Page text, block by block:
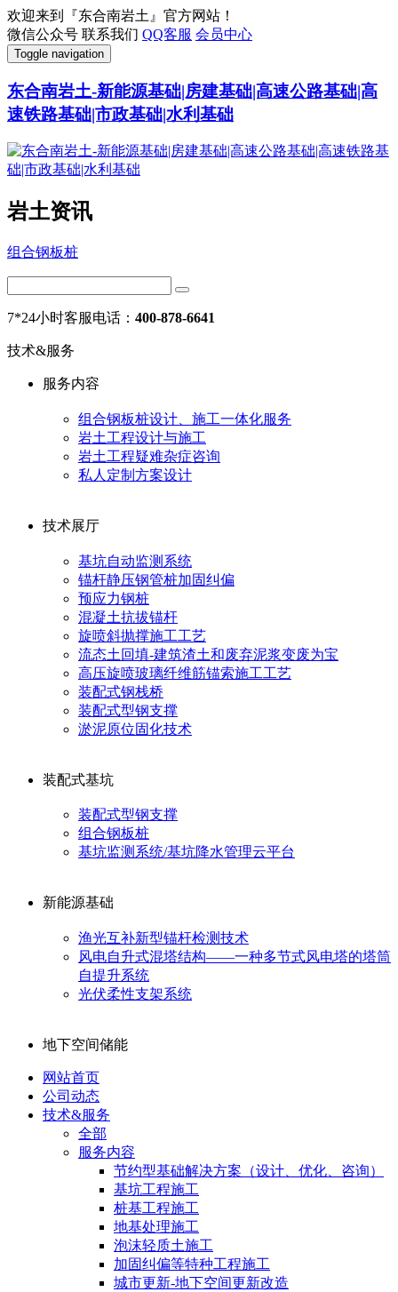
欢迎来到『东合南岩土』官方网站！
微信公众号 联系我们 QQ客服 会员中心
Toggle navigation
东合南岩土-新能源基础|房建基础|高速公路基础|高
速铁路基础|市政基础|水利基础
岩土资讯
组合钢板桩
7*24小时客服电话： 400-878-6641
技术&服务
服务内容
组合钢板桩设计、施工一体化服务
岩土工程设计与施工
岩土工程疑难杂症咨询
私人定制方案设计
技术展厅
基坑自动监测系统
锚杆静压钢管桩加固纠偏
预应力钢桩
混凝土抗拔锚杆
旋喷斜抛撑施工工艺
流态土回填-建筑渣土和废弃泥浆变废为宝
高压旋喷玻璃纤维筋锚索施工工艺
装配式钢栈桥
装配式型钢支撑
淤泥原位固化技术
装配式基坑
装配式型钢支撑
组合钢板桩
基坑监测系统/基坑降水管理云平台
新能源基础
渔光互补新型锚杆检测技术
风电自升式混塔结构——一种多节式风电塔的塔筒
自提升系统
光伏柔性支架系统
地下空间储能
网站首页
公司动态
技术&服务
全部
服务内容
节约型基础解决方案（设计、优化、咨询）
基坑工程施工
桩基工程施工
地基处理施工
泡沫轻质土施工
加固纠偏等特种工程施工
城市更新-地下空间更新改造